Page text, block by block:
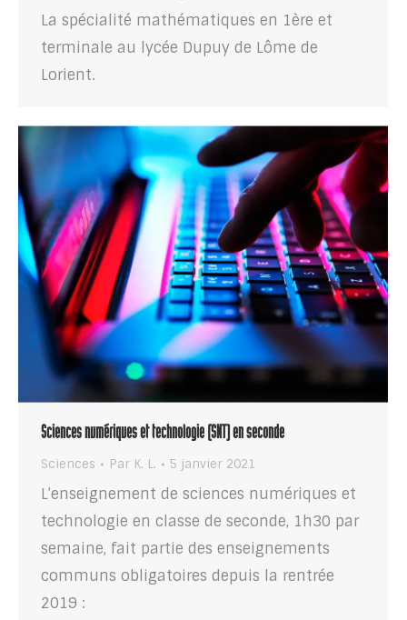
La spécialité mathématiques en 1ère et
terminale au lycée Dupuy de Lôme de
Lorient.
Sciences numériques et technologie (SNT) en seconde
Sciences Par K. L. 5 janvier 2021
L’enseignement de sciences numériques et
technologie en classe de seconde, 1h30 par
semaine, fait partie des enseignements
communs obligatoires depuis la rentrée
2019 :